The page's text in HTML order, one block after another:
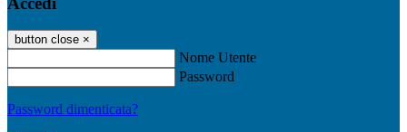
button close ×
Nome Utente
Password
Password dimenticata?